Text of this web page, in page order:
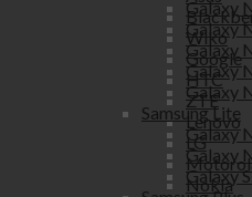
Wiko
Google
HTC
ZTE
Lenovo
LG
Nokia
Galaxy
Galaxy
Galaxy
Galaxy
Galaxy
Samsung Lite
Galaxy
Galaxy
Galaxy